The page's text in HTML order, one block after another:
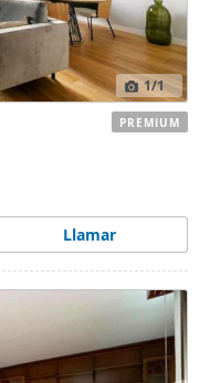
1/1
Llamar
PREMIUM